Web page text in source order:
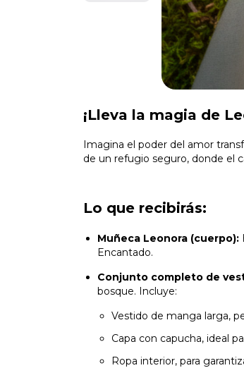
¡Lleva la magia de
Imagina el poder del amor
de un refugio seguro, donde el
Lo que recibirás:
Muñeca Leonora (cuerpo):
Encantado.
Conjunto completo de
bosque. Incluye:
Vestido de manga larga,
Capa con capucha, ideal
Ropa interior, para